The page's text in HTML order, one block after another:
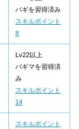
バギを習得済み
スキルポイント
8
Lv22以上
バギマを習得済
み
スキルポイント
14
スキルポイント